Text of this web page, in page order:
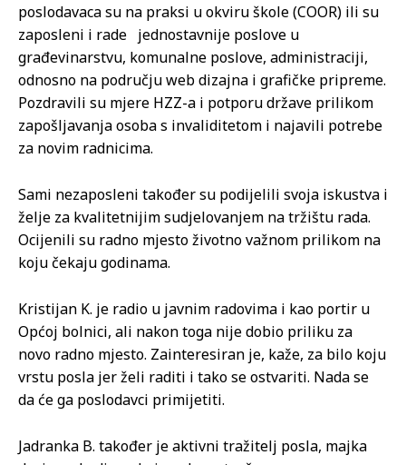
poslodavaca su na praksi u okviru škole (COOR) ili su
zaposleni i rade jednostavnije poslove u
građevinarstvu, komunalne poslove, administraciji,
odnosno na području web dizajna i grafičke pripreme.
Pozdravili su mjere HZZ-a i potporu države prilikom
zapošljavanja osoba s invaliditetom i najavili potrebe
za novim radnicima.
Sami nezaposleni također su podijelili svoja iskustva i
želje za kvalitetnijim sudjelovanjem na tržištu rada.
Ocijenili su radno mjesto životno važnom prilikom na
koju čekaju godinama.
Kristijan K. je radio u javnim radovima i kao portir u
Općoj bolnici, ali nakon toga nije dobio priliku za
novo radno mjesto. Zainteresiran je, kaže, za bilo koju
vrstu posla jer želi raditi i tako se ostvariti. Nada se
da će ga poslodavci primijetiti.
Jadranka B. također je aktivni tražitelj posla, majka